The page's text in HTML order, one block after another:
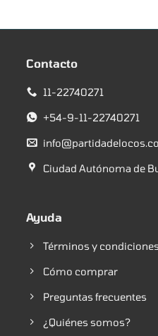
Contacto
11-22740271
+54-9-11-22740271
Ciudad Autónoma de
Ayuda
Términos y condiciones
Cómo comprar
Preguntas frecuentes
¿Quiénes somos?